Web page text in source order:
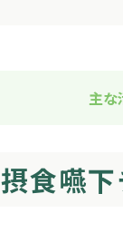
主な
摂食嚥